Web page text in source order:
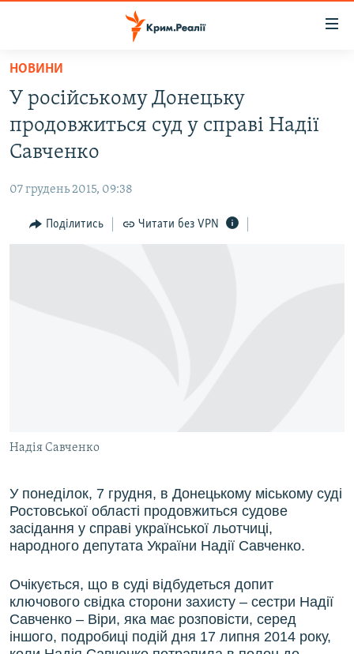
Перейти
основного
матеріалу
Перейти
до
основної
навігації
Перейти
до
ВОДА.КРИМ
ВІДЕО ТА ФОТО
БЛОГИ
ПОГЛЯД
ІНФОГРАФІКА
ДОЛУЧАЙСЯ!
Усі сайти RFE/RL
НОВИНИ
У російському Донецьку
продовжиться суд у справі Надії
Савченко
07 грудень 2015, 09:38
Поділитись Читати без VPN
Надія Савченко
У понеділок, 7 грудня, в Донецькому міському суді
Ростовської області продовжиться судове
засідання у справі української льотчиці,
народного депутата України Надії Савченко.
Очікується, що в суді відбудеться допит
ключового свідка сторони захисту – сестри Надії
Савченко – Віри, яка має розповісти, серед
іншого, подробиці подій дня 17 липня 2014 року,